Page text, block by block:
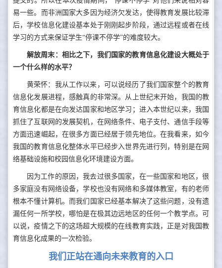
易一些。而非洲国家大多因为经济欠发达，使得教育发展比较滞
后，学校信息化建设基本处于刚刚起步阶段，通过远程或者在线
学习的方式来保证学生“停课不停学”的难度较大。
解放周末：相比之下，我们国家的教育信息化建设大概处于
一个什么样的水平？
黄荣怀：我从工作以来，可以说经历了我们国家整个的教育
信息化发展进程，感触真的非常深。从上世纪末开始，我国的教
育信息化都是在向发达国家和地区学习；进入本世纪以来，我国
抓住了互联网的发展契机，在网络条件、电子支付、通信手段等
方面迅速崛起，在很多方面已经居于领先地位。在我看来，如今
我国的教育信息化整体水平已经步入世界先进行列，特别是在网
络基础设施和校园信息化环境建设方面。
因为工作的原因，我去过很多国家，在一些国家和地区，很
多家庭没有网络设备，学校也没有网络和多媒体教室，有的老师
根本不懂计算机。而我们国家已经基本解决了这些问题，没有遗
漏任何一所学校，哪怕是在极其边远地区的任何一个教学点。可
以说，疫情之下的这场超大规模的在线教育实践，正是对我国教
育信息化成果的一次检验。
我们正站在通向未来教育的入口